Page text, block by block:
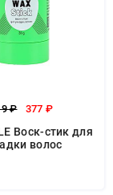
₽ 377 ₽
Воск-стик для
волос